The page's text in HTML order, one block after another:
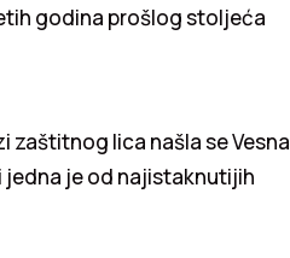
godina prošlog stoljeća
lica našla se Vesna
jedna je od najistaknutijih